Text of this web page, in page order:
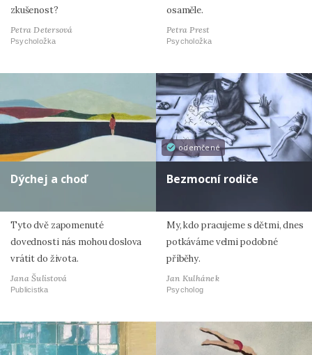
zkušenost?
Petra Detersová
Psycholožka
osaměle.
Petra Prest
Psycholožka
Dýchej a choď
Tyto dvě zapomenuté
dovednosti nás mohou doslova
vrátit do života.
Jana Šulistová
Publicistka
odemčené
Bezmocní rodiče
My, kdo pracujeme s dětmi, dnes
potkáváme velmi podobné
příběhy.
Jan Kulhánek
Psycholog